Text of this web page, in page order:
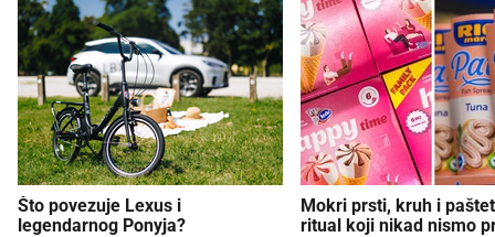
Što povezuje Lexus i
legendarnog Ponyja?
Mokri prsti, kruh i
ritual koji nikad nismo